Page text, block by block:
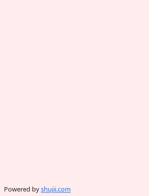
Powered byshujii.com